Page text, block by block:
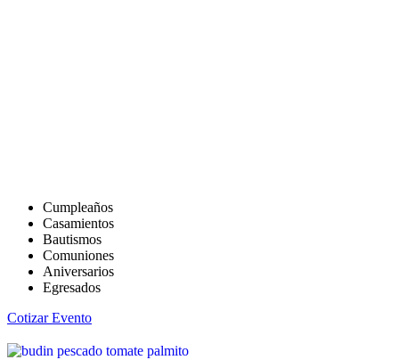
Cumpleaños
Casamientos
Bautismos
Comuniones
Aniversarios
Egresados
Cotizar Evento